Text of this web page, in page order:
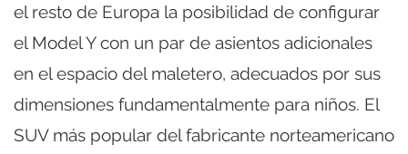
el resto de Europa la posibilidad de configurar
el Model Y con un par de asientos adicionales
en el espacio del maletero, adecuados por sus
dimensiones fundamentalmente para niños. El
SUV más popular del fabricante norteamericano